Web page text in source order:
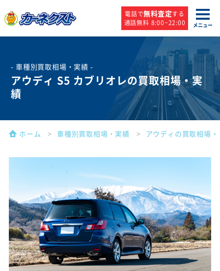
電話で無料査定する
通話無料 8:00~22:00
メニュー
- 車種別買取相場・実績 -
アウディ S5 カブリオレの買取相場・実
績
ホーム 車種別買取相場・実績 アウディの買取相場